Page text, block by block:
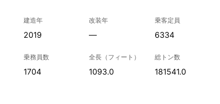
建造年
2019
改装年
—
乗客定員
6334
乗務員数
1704
全長（フィート）
1093.0
総トン数
181541.0